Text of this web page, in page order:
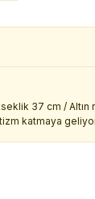
37 cm / Altın
katmaya